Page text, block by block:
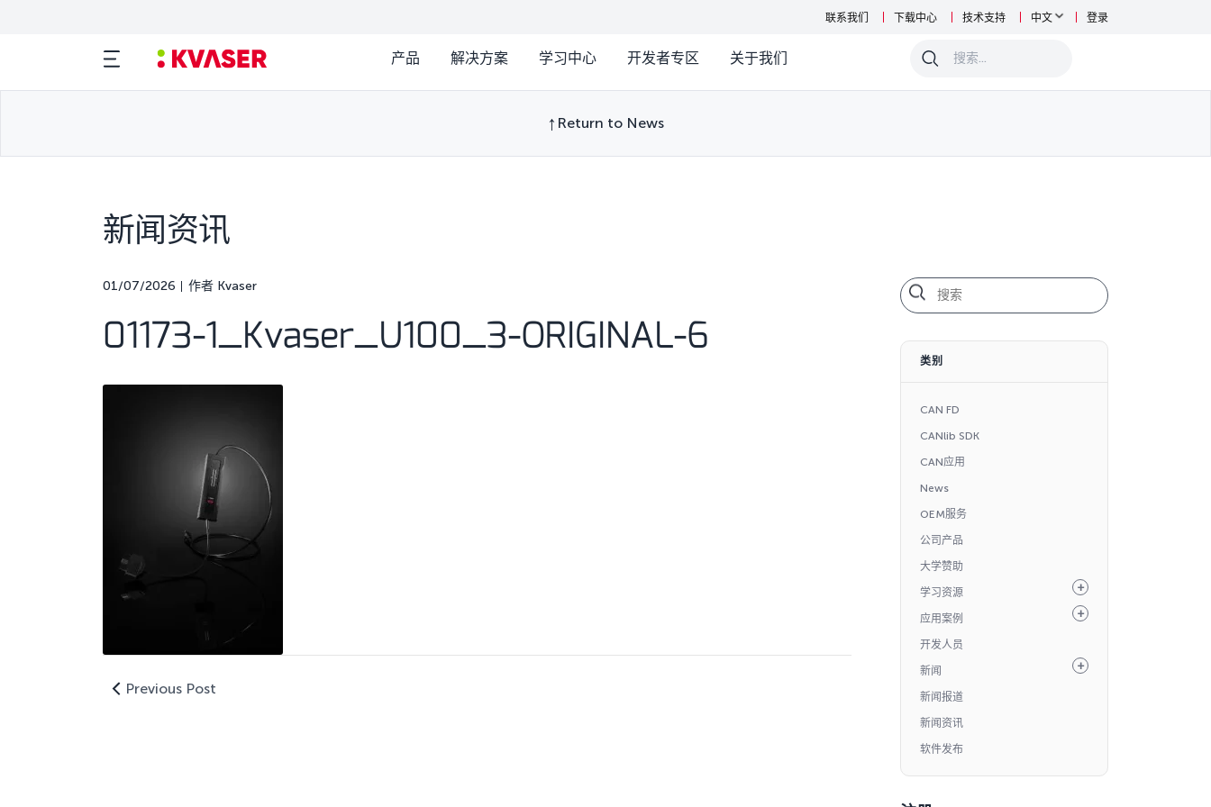
联系我们 下载中心 技术支持 中文 登录
产品 解决方案 学习中心 开发者专区 关于我们 0
Return to News
新闻资讯
01/07/2026 作者 Kvaser
01173-1_Kvaser_U100_3-ORIGINAL-6
Previous Post
类别
CAN FD
CANlib SDK
CAN应用
News
OEM服务
公司产品
大学赞助
学习资源
应用案例
开发人员
新闻
新闻报道
新闻资讯
软件发布